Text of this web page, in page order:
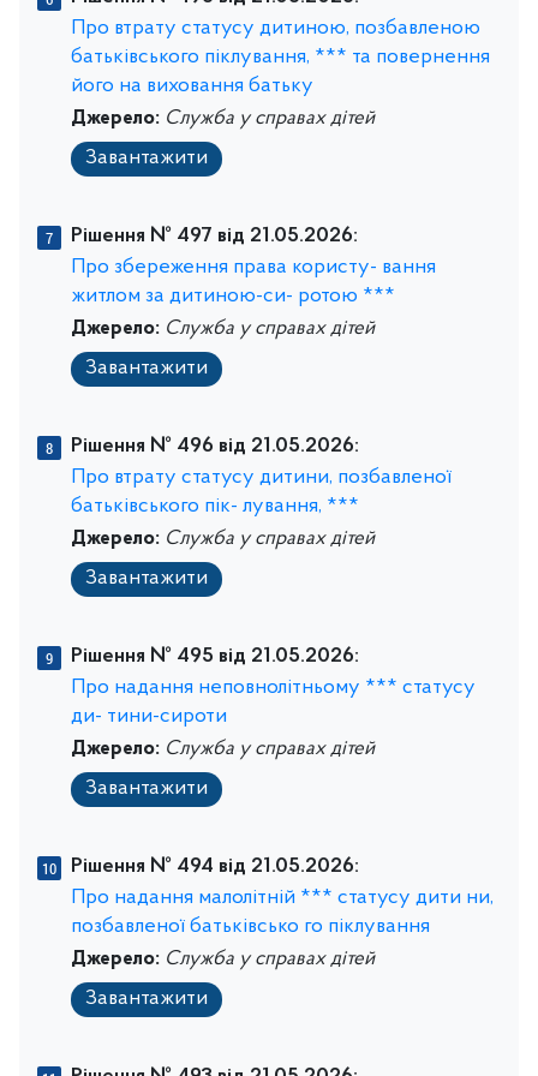
Про втрату статусу дитиною, позбавленою
батьківського піклування, *** та повернення
його на виховання батьку
Джерело: Служба у справах дітей
Завантажити
Рішення № 497 від 21.05.2026:
Про збереження права користу- вання
житлом за дитиною-си- ротою ***
Джерело: Служба у справах дітей
Завантажити
Рішення № 496 від 21.05.2026:
Про втрату статусу дитини, позбавленої
батьківського пік- лування, ***
Джерело: Служба у справах дітей
Завантажити
Рішення № 495 від 21.05.2026:
Про надання неповнолітньому *** статусу
ди- тини-сироти
Джерело: Служба у справах дітей
Завантажити
Рішення № 494 від 21.05.2026:
Про надання малолітній *** статусу дити ни,
позбавленої батьківсько го піклування
Джерело: Служба у справах дітей
Завантажити